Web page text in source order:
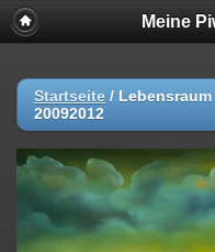
Meine
Startseite / Lebensraum
20092012